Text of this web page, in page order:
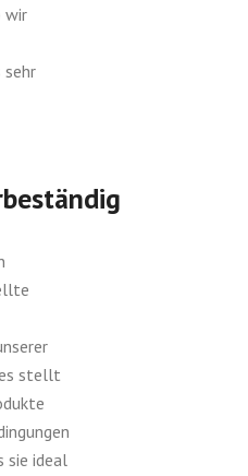
wir
sehr
stellt
sie ideal